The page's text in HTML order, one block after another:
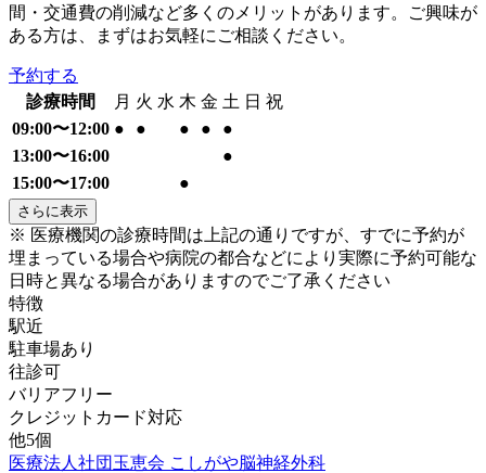
間・交通費の削減など多くのメリットがあります。ご興味が
ある方は、まずはお気軽にご相談ください。
予約する
診療時間
月 火 水 木 金 土 日 祝
09:00〜12:00 ● ● ● ●
●
13:00〜16:00
●
15:00〜17:00
●
さらに表示
※ 医療機関の診療時間は上記の通りですが、すでに予約が
埋まっている場合や病院の都合などにより実際に予約可能な
日時と異なる場合がありますのでご了承ください
特徴
駅近
駐車場あり
往診可
バリアフリー
クレジットカード対応
他5個
医療法人社団玉恵会 こしがや脳神経外科